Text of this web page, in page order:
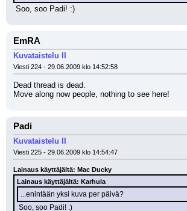
Soo, soo Padi! :)
EmRA
Kuvataistelu II
Viesti 224 - 29.06.2009 klo 14:52:58
Dead thread is dead.
Move along now people, nothing to see here!
Padi
Kuvataistelu II
Viesti 225 - 29.06.2009 klo 14:54:47
Lainaus käyttäjältä: Mac Ducky
Lainaus käyttäjältä: Karhula
...enintään yksi kuva per päivä?
Soo, soo Padi! :)